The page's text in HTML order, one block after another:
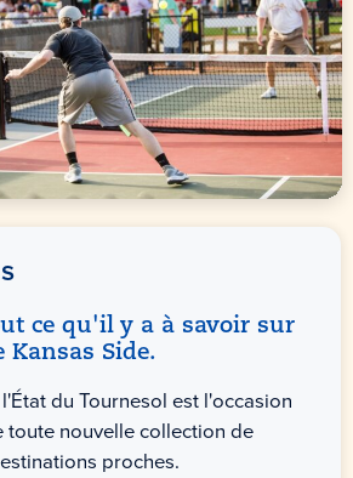
ce qu'il y a à savoir sur
Side.
du Tournesol est l'occasion
toute nouvelle collection de
proches.